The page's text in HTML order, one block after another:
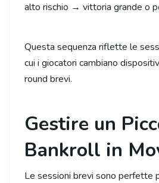
alto rischio → vittoria grande o
Questa sequenza riflette le
cui i giocatori cambiano
round brevi.
Gestire un
Bankroll in
Le sessioni brevi sono perfette